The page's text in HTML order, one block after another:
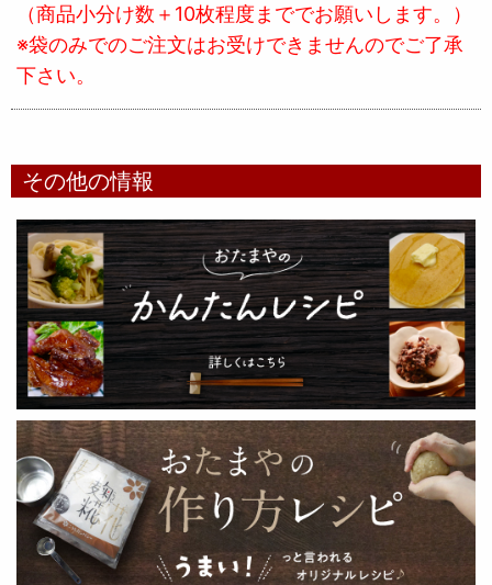
（商品小分け数＋10枚程度まででお願いします。）
※袋のみでのご注文はお受けできませんのでご了承
下さい。
その他の情報